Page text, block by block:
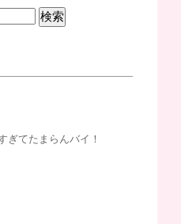
ぎてたまらんバイ！